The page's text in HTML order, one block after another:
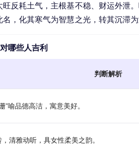
旺反耗土气，主根基不稳、财运外泄
名，化其寒气为智慧之光，转其沉滞
哪些人吉利
判断解析
”喻品德高洁，寓意美好。
清雅动听，具女性柔美之韵。